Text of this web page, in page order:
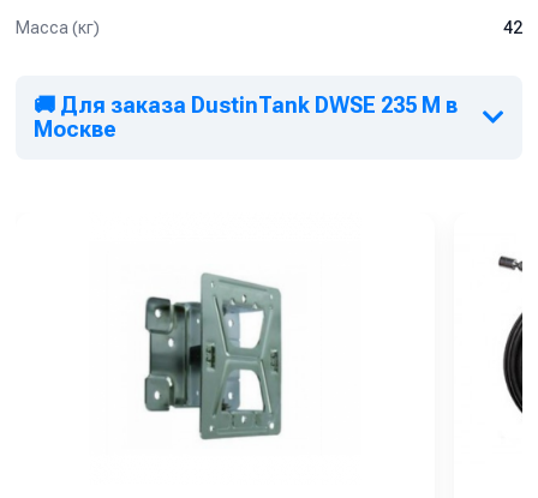
Масса (кг)
42
🚚 Для заказа DustinTank DWSE 235 M в
Москве